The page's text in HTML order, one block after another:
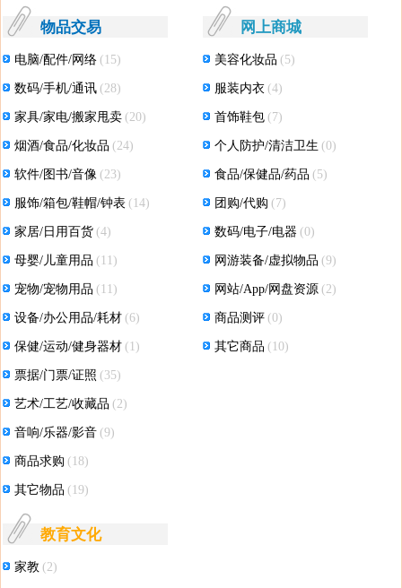
物品交易
电脑/配件/网络 (15)
数码/手机/通讯 (28)
家具/家电/搬家甩卖 (20)
烟酒/食品/化妆品 (24)
软件/图书/音像 (23)
服饰/箱包/鞋帽/钟表 (14)
家居/日用百货 (4)
母婴/儿童用品 (11)
宠物/宠物用品 (11)
设备/办公用品/耗材 (6)
保健/运动/健身器材 (1)
票据/门票/证照 (35)
艺术/工艺/收藏品 (2)
音响/乐器/影音 (9)
商品求购 (18)
其它物品 (19)
网上商城
美容化妆品 (5)
服装内衣 (4)
首饰鞋包 (7)
个人防护/清洁卫生 (0)
食品/保健品/药品 (5)
团购/代购 (7)
数码/电子/电器 (0)
网游装备/虚拟物品 (9)
网站/App/网盘资源 (2)
商品测评 (0)
其它商品 (10)
教育文化
家教 (2)